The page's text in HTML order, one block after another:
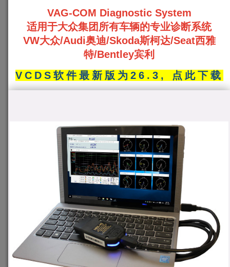
VAG-COM Diagnostic System
适用于大众集团所有车辆的专业诊断系统
VW大众/Audi奥迪/Skoda斯柯达/Seat西雅
特/Bentley宾利
VCDS软件最新版为26.3,
点此下载